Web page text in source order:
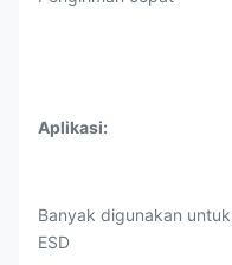
Aplikasi:
Banyak digunakan
ESD